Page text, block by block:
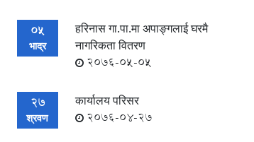
05
भाद्र
हरिनास गा.पा.मा अपाङ्गलाई घरमै
नागरिकता वितरण
2076-05-05
27
श्रवण
कार्यालय परिसर
2076-04-27